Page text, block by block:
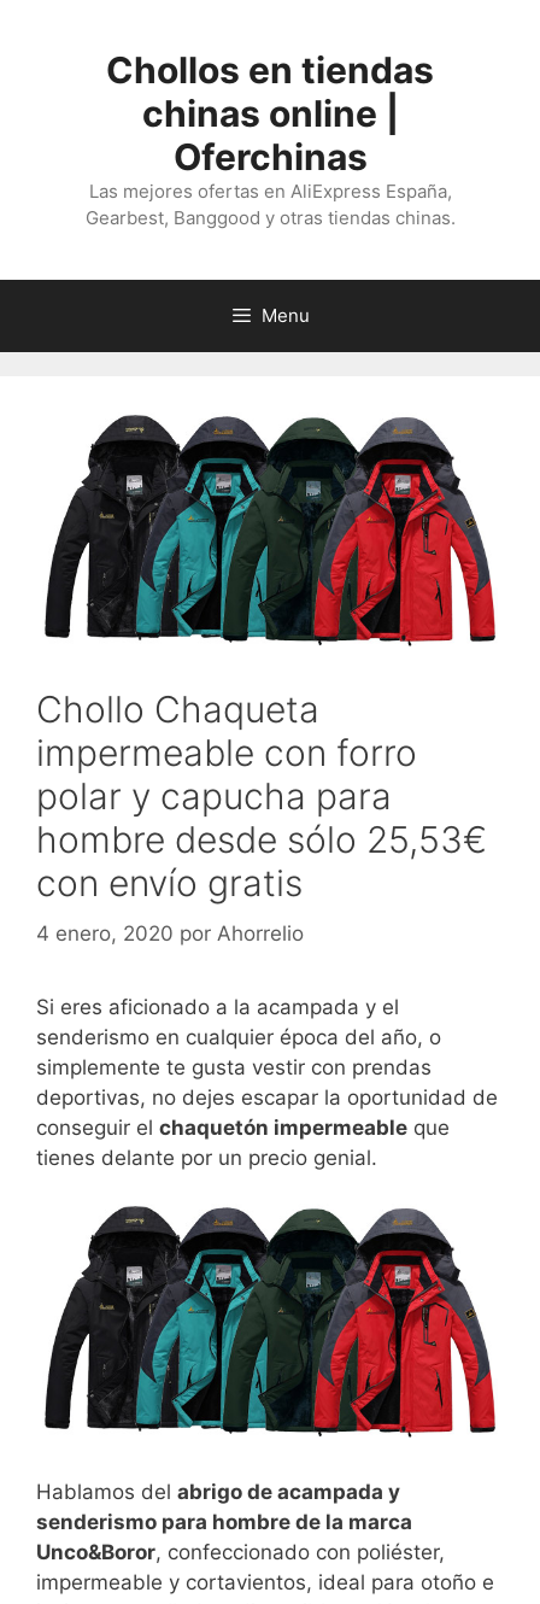
Chollos en tiendas
chinas online |
Oferchinas
Las mejores ofertas en AliExpress España,
Gearbest, Banggood y otras tiendas chinas.
Menu
Chollo Chaqueta
impermeable con forro
polar y capucha para
hombre desde sólo 25,53€
con envío gratis
4 enero, 2020 por Ahorrelio
Si eres aficionado a la acampada y el
senderismo en cualquier época del año, o
simplemente te gusta vestir con prendas
deportivas, no dejes escapar la oportunidad de
conseguir el chaquetón impermeable que
tienes delante por un precio genial.
Hablamos del abrigo de acampada y
senderismo para hombre de la marca
Unco&Boror, confeccionado con poliéster,
impermeable y cortavientos, ideal para otoño e